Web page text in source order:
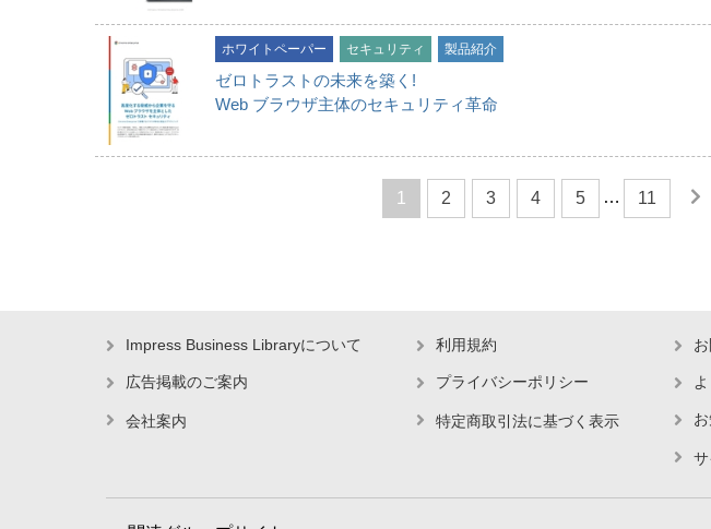
ホワイトペーパー セキュリティ 製品紹介
ゼロトラストの未来を築く!
Web ブラウザ主体のセキュリティ革命
1 2 3 4 5 … 11
Impress Business Libraryについて
広告掲載のご案内
会社案内
利用規約
プライバシーポリシー
特定商取引法に基づく表示